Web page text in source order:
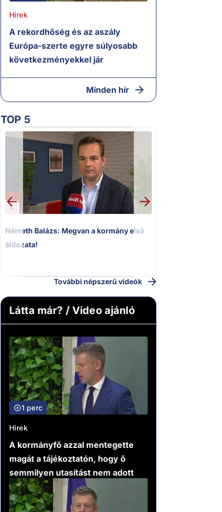
Hírek
A rekordhőség és az aszály
Európa-szerte egyre súlyosabb
következményekkel jár
Minden hír
TOP 5
1.
Németh Balázs: Megvan a kormány első
áldozata!
További népszerű videók
Látta már? / Video ajánló
1 perc
Hírek
A kormányfő azzal mentegette
magát a tájékoztatón, hogy ő
semmilyen utasítást nem adott